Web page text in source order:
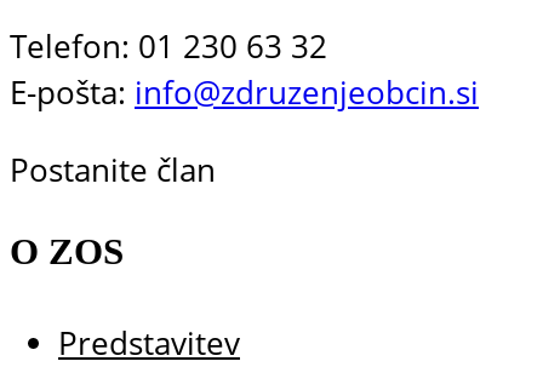
Telefon: 01 230 63 32
E-pošta: info@zdruzenjeobcin.si
Postanite član
O ZOS
Predstavitev